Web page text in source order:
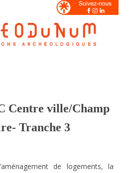
Centre ville/Champ
Tranche 3
de logements, la